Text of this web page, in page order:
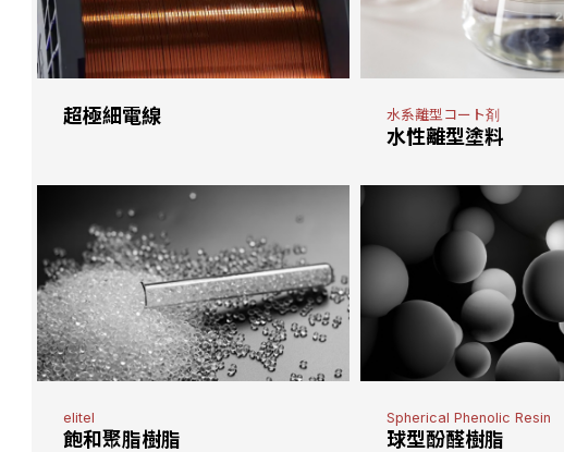
超極細電線 水系離型コート剤
水性離型塗料
elitel
飽和聚脂樹脂
Spherical Phenolic Resin
球型酚醛樹脂